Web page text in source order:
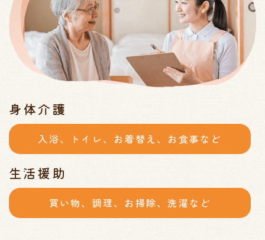
身体介護
入浴、トイレ、お着替え、 お食事など
生活援助
買い物、調理、お掃除、洗濯など